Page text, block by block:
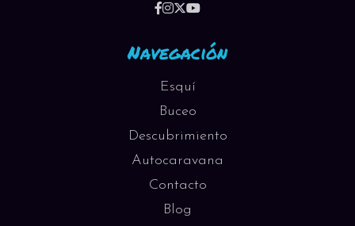
Navegación
Esquí
Buceo
Descubrimiento
Autocaravana
Contacto
Blog